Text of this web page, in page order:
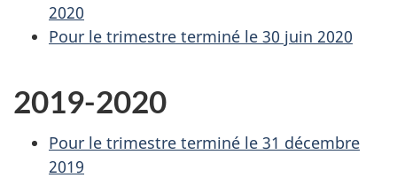
2020
Pour le trimestre terminé le 30 juin 2020
2019-2020
Pour le trimestre terminé le 31 décembre
2019